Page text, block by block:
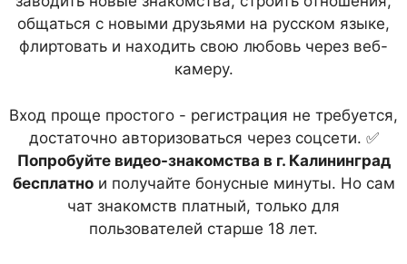
общаться с новыми друзьями на русском языке,
флиртовать и находить свою любовь через веб-
камеру.
Вход проще простого - регистрация не требуется,
достаточно авторизоваться через соцсети. ✅
Попробуйте видео-знакомства в г. Калининград
бесплатнои получайте бонусные минуты. Но сам
чат знакомств платный, только для
пользователей старше 18 лет.